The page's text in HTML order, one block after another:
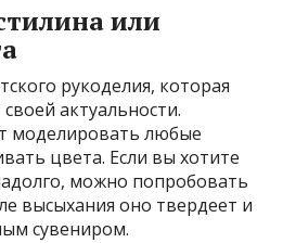
или
рукоделия, которая
актуальности.
моделировать любые
цвета. Если вы хотите
можно попробовать
высыхания оно твердеет и
сувениром.